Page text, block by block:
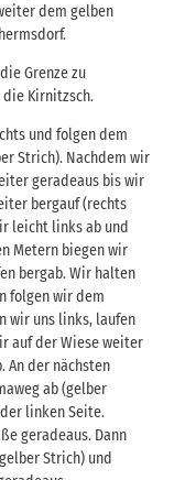
dem gelben
Grenze zu
die Kirnitzsch.
und folgen dem
Strich). Nachdem wir
geradeaus bis wir
bergauf (rechts
leicht links ab und
Metern biegen wir
bergab. Wir halten
folgen wir dem
wir uns links, laufen
auf der Wiese weiter
An der nächsten
ab (gelber
linken Seite.
geradeaus. Dann
Strich) und